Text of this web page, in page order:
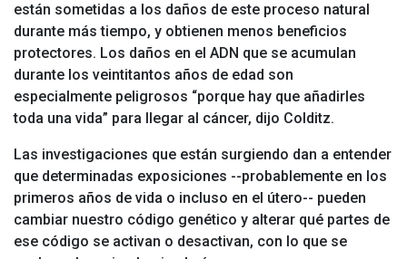
están sometidas a los daños de este proceso natural
durante más tiempo, y obtienen menos beneficios
protectores. Los daños en el ADN que se acumulan
durante los veintitantos años de edad son
especialmente peligrosos “porque hay que añadirles
toda una vida” para llegar al cáncer, dijo Colditz.
Las investigaciones que están surgiendo dan a entender
que determinadas exposiciones --probablemente en los
primeros años de vida o incluso en el útero-- pueden
cambiar nuestro código genético y alterar qué partes de
ese código se activan o desactivan, con lo que se